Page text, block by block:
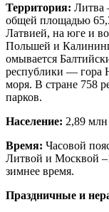
Территория: Литва
общей площадью
Латвией, на юге и
Польшей и
омывается
республики — гора
моря. В стране 758
парков.
Население: 2,89 млн
Время: Часовой
Литвой и Москвой
зимнее время.
Праздничные и